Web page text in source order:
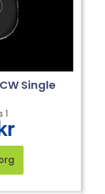
Single
1
kr